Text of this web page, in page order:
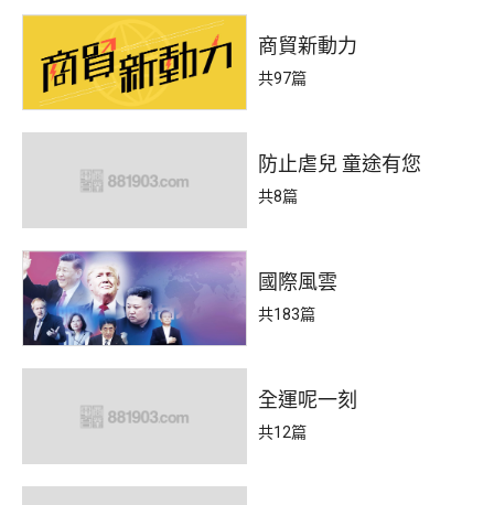
商貿新動力
共97篇
防止虐兒 童途有您
共8篇
國際風雲
共183篇
全運呢一刻
共12篇